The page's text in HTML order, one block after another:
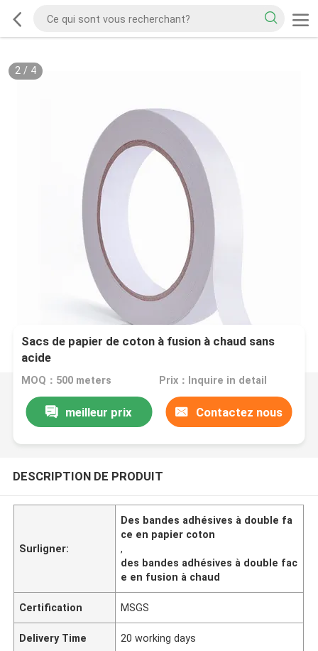
2/ 4
Sacs de papier de coton à fusion à chaud sans
acide
MOQ：500 meters Prix：Inquire in detail
meilleur prix Contactez nous
DESCRIPTION DE PRODUIT
Surligner:
Des bandes adhésives à double fa
ce en papier coton
,
des bandes adhésives à double fac
e en fusion à chaud
Certification MSGS
Delivery Time 20 working days